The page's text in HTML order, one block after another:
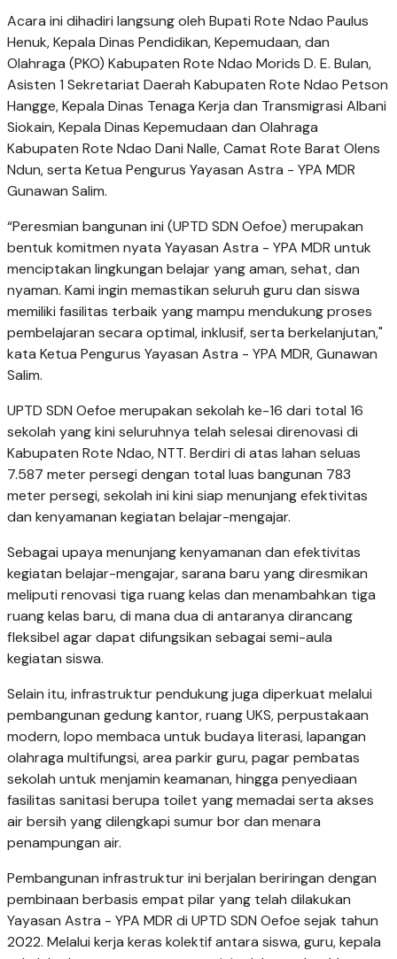
Acara ini dihadiri langsung oleh Bupati Rote Ndao Paulus
Henuk, Kepala Dinas Pendidikan, Kepemudaan, dan
Olahraga (PKO) Kabupaten Rote Ndao Morids D. E. Bulan,
Asisten 1 Sekretariat Daerah Kabupaten Rote Ndao Petson
Hangge, Kepala Dinas Tenaga Kerja dan Transmigrasi Albani
Siokain, Kepala Dinas Kepemudaan dan Olahraga
Kabupaten Rote Ndao Dani Nalle, Camat Rote Barat Olens
Ndun, serta Ketua Pengurus Yayasan Astra - YPA MDR
Gunawan Salim.
“Peresmian bangunan ini (UPTD SDN Oefoe) merupakan
bentuk komitmen nyata Yayasan Astra - YPA MDR untuk
menciptakan lingkungan belajar yang aman, sehat, dan
nyaman. Kami ingin memastikan seluruh guru dan siswa
memiliki fasilitas terbaik yang mampu mendukung proses
pembelajaran secara optimal, inklusif, serta berkelanjutan,"
kata Ketua Pengurus Yayasan Astra - YPA MDR, Gunawan
Salim.
UPTD SDN Oefoe merupakan sekolah ke-16 dari total 16
sekolah yang kini seluruhnya telah selesai direnovasi di
Kabupaten Rote Ndao, NTT. Berdiri di atas lahan seluas
7.587 meter persegi dengan total luas bangunan 783
meter persegi, sekolah ini kini siap menunjang efektivitas
dan kenyamanan kegiatan belajar-mengajar.
Sebagai upaya menunjang kenyamanan dan efektivitas
kegiatan belajar-mengajar, sarana baru yang diresmikan
meliputi renovasi tiga ruang kelas dan menambahkan tiga
ruang kelas baru, di mana dua di antaranya dirancang
fleksibel agar dapat difungsikan sebagai semi-aula
kegiatan siswa.
Selain itu, infrastruktur pendukung juga diperkuat melalui
pembangunan gedung kantor, ruang UKS, perpustakaan
modern, lopo membaca untuk budaya literasi, lapangan
olahraga multifungsi, area parkir guru, pagar pembatas
sekolah untuk menjamin keamanan, hingga penyediaan
fasilitas sanitasi berupa toilet yang memadai serta akses
air bersih yang dilengkapi sumur bor dan menara
penampungan air.
Pembangunan infrastruktur ini berjalan beriringan dengan
pembinaan berbasis empat pilar yang telah dilakukan
Yayasan Astra - YPA MDR di UPTD SDN Oefoe sejak tahun
2022. Melalui kerja keras kolektif antara siswa, guru, kepala